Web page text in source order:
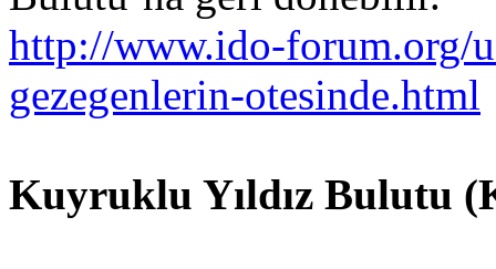
http://www.ido-forum.org/
gezegenlerin-otesinde.html
Kuyruklu Yıldız Bulutu